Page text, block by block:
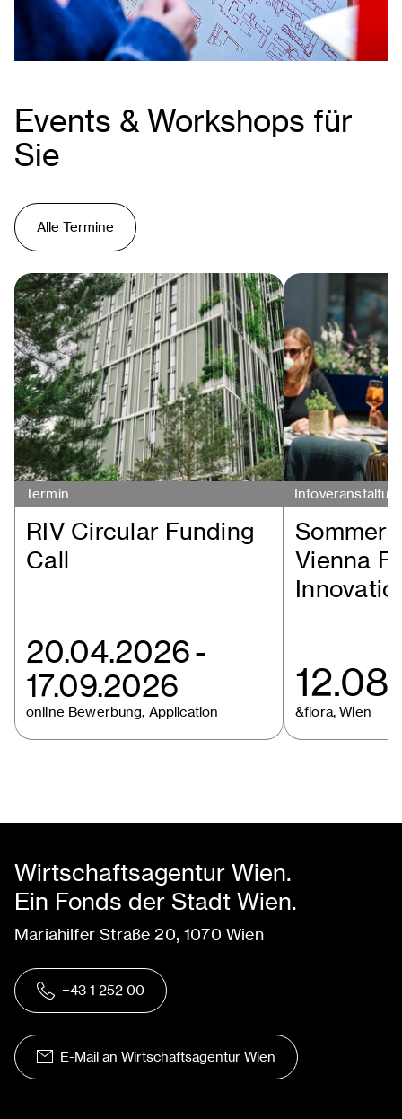
Events & Workshops für
Sie
Alle Termine
Termin
RIV Circular Funding
Call
20.04.2026-
17.09.2026
online Bewerbung, Application
Vienna
&flora, Wien
Wirtschaftsagentur Wien.
Ein Fonds der Stadt Wien.
Mariahilfer Straße 20, 1070 Wien
+43 1 252 00
E-Mail an Wirtschaftsagentur Wien